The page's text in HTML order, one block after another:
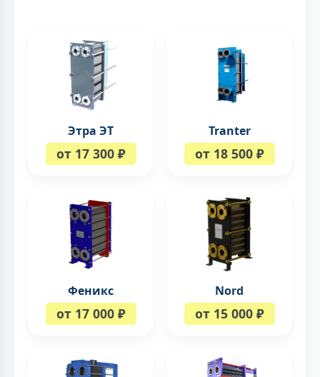
Этра ЭТ
от 17 300 ₽
Tranter
от 18 500 ₽
Феникс
от 17 000 ₽
Nord
от 15 000 ₽